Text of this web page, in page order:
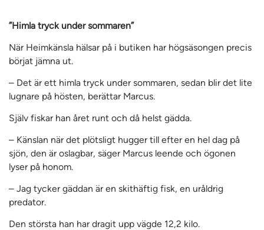
”Himla tryck under sommaren”
När Heimkänsla hälsar på i butiken har högsäsongen precis
börjat jämna ut.
– Det är ett himla tryck under sommaren, sedan blir det lite
lugnare på hösten, berättar Marcus.
Själv fiskar han året runt och då helst gädda.
– Känslan när det plötsligt hugger till efter en hel dag på
sjön, den är oslagbar, säger Marcus leende och ögonen
lyser på honom.
– Jag tycker gäddan är en skithäftig fisk, en uråldrig
predator.
Den största han har dragit upp vägde 12,2 kilo.